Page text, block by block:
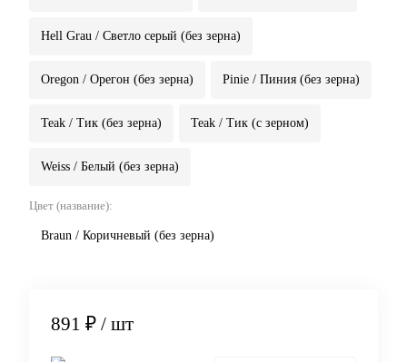
Hell Grau / Светло серый (без зерна)
Oregon / Орегон (без зерна) Pinie / Пиния (без зерна)
Teak / Тик (без зерна) Teak / Тик (с зерном)
Weiss / Белый (без зерна)
Цвет (название):
Braun / Коричневый (без зерна)
891 ₽ / шт